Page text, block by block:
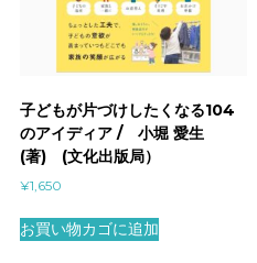
子どもが片づけしたくなる104
のアイディア / 小堀 愛生
(著) (文化出版局）
¥1,650
お買い物カゴに追加